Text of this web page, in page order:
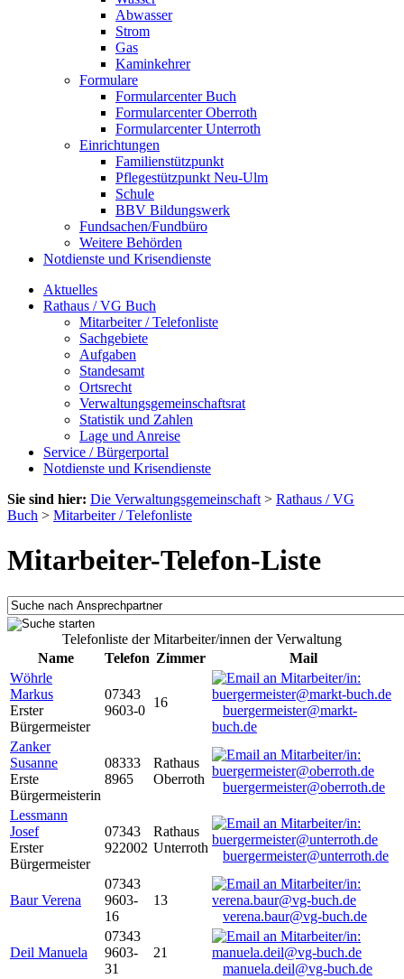
Abwasser
Strom
Gas
Kaminkehrer
Formulare
Formularcenter Buch
Formularcenter Oberroth
Formularcenter Unterroth
Einrichtungen
Familienstützpunkt
Pflegestützpunkt Neu-Ulm
Schule
BBV Bildungswerk
Fundsachen/Fundbüro
Weitere Behörden
Notdienste und Krisendienste
Aktuelles
Rathaus / VG Buch
Mitarbeiter / Telefonliste
Sachgebiete
Aufgaben
Standesamt
Ortsrecht
Verwaltungsgemeinschaftsrat
Statistik und Zahlen
Lage und Anreise
Service / Bürgerportal
Notdienste und Krisendienste
Sie sind hier: Die Verwaltungsgemeinschaft > Rathaus / VG
Buch > Mitarbeiter / Telefonliste
Mitarbeiter-Telefon-Liste
Telefonliste der Mitarbeiter/innen der Verwaltung
Name
Telefon Zimmer
Mail
Wöhrle
Markus
Erster
Bürgermeister
07343
9603-0
16
buergermeister@markt-
buch.de
Zanker
Susanne
Erste
Bürgermeisterin
08333
8965
Rathaus
Oberroth
buergermeister@oberroth.de
Lessmann
Josef
Erster
Bürgermeister
07343
922002
Rathaus
Unterroth
buergermeister@unterroth.de
Baur Verena
07343
9603-
16
13
verena.baur@vg-buch.de
Deil Manuela
07343
9603-
31
21
manuela.deil@vg-buch.de